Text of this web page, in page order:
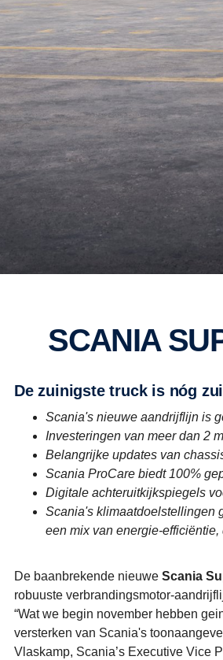
SCANIA
De zuinigste truck is nóg
Scania's nieuwe aandrijflijn is
Investeringen van meer dan 2
Belangrijke updates van
Scania ProCare biedt 100%
Digitale achteruitkijkspiegels
Scania's klimaatdoelstellingen
een mix van energie-
De baanbrekende nieuwe Scania
robuuste verbrandingsmotor-
“Wat we begin november hebben
versterken van Scania's
Vlaskamp, Scania’s Executive Vice